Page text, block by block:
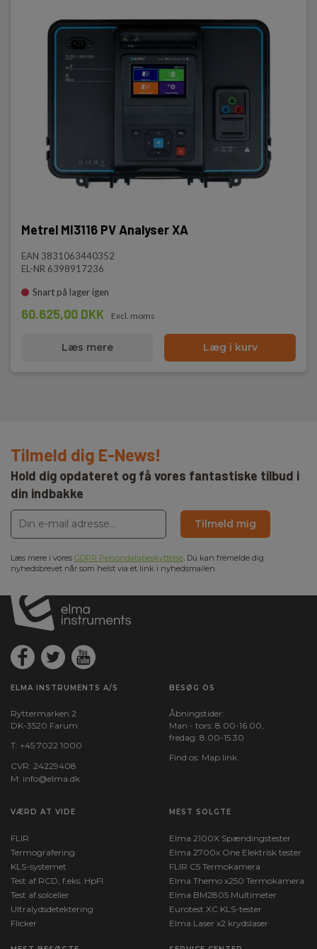
Metrel MI3116 PV Analyser XA
EAN 3831063440352
EL-NR 6398917236
Snart på lager igen
60.625,00 DKK Excl. moms
Læs mere Læg i kurv
Tilmeld dig E-News!
Hold dig opdateret og få vores fantastiske tilbud i
din indbakke
Tilmeld mig
Læs mere i vores GDPR Persondatabeskyttelse. Du kan fremelde dig
nyhedsbrevet når som helst via et link i nyhedsmailen.
ELMA INSTRUMENTS A/S
Ryttermarken 2
DK-3520 Farum
T: +45 7022 1000
CVR: 24229408
M: info@elma.dk
BESØG OS
Åbningstider:
Man - tors: 8.00-16.00,
fredag: 8.00-15.30
Find os: Map link
VÆRD AT VIDE
FLIR
Termografering
KLS-systemet
Test af RCD, f.eks. HpFI
Test af solceller
Ultralydsdetektering
Flicker
MEST SOLGTE
Elma 2100X Spændingstester
Elma 2700x One Elektrisk tester
FLIR C5 Termokamera
Elma Themo x250 Termokamera
Elma BM2805 Multimeter
Eurotest XC KLS-tester
Elma Laser x2 krydslaser